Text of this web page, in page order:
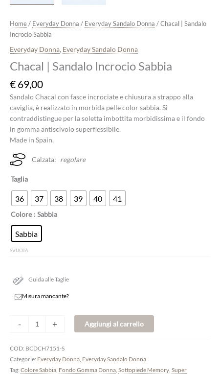
Home / Everyday Donna / Everyday Sandalo Donna / Chacal | Sandalo
Incrocio Sabbia
Everyday Donna, Everyday Sandalo Donna
Chacal | Sandalo Incrocio Sabbia
€ 69,00
Sandalo Chacal con fasce incrociate e chiusura a strappo alla
caviglia, è realizzato in morbida pelle color sabbia. Si
contraddistingue per la soletta imbottita morbidissima e il fondo
in gomma antiscivolo superflessibile.
Made in Spain.
Calzata: regolare
Taglia
36 37 38 39 40 41
Colore : Sabbia
Sabbia
SVUOTA
Guida alle Taglie
Misura mancante?
- + Aggiungi al carrello
COD: BCDCH7151-S
Categorie: Everyday Donna Everyday Sandalo Donna
Tag: Colore Sabbia Fondo Gomma Donna Sottopiede Memory Super